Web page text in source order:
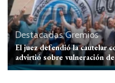
DestacadasGremios
El juez defendió la cautelar
advirtió sobre vulneración